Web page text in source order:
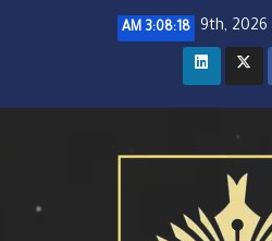
3:08:19 AM